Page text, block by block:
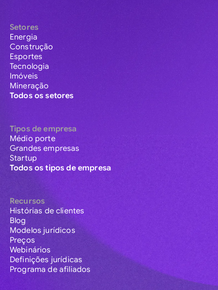
Setores
Energia
Construção
Esportes
Tecnologia
Imóveis
Mineração
Todos os setores
Tipos de empresa
Médio porte
Grandes empresas
Startup
Todos os tipos de empresa
Recursos
Histórias de clientes
Blog
Modelos jurídicos
Preços
Webinários
Definições jurídicas
Programa de afiliados